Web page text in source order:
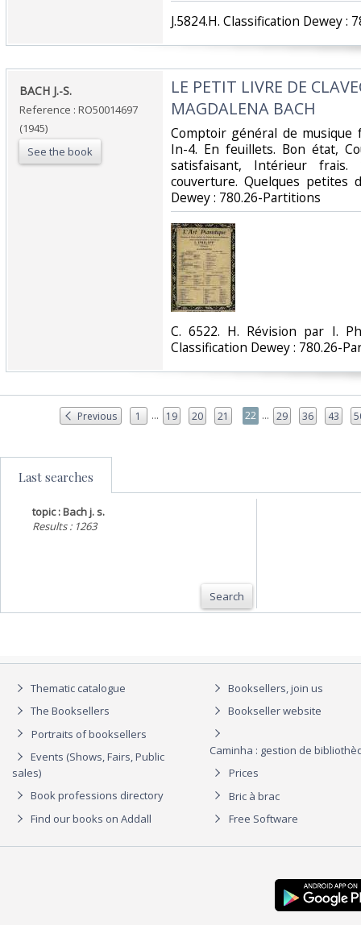
‎J.5824.H. Classification Dewey :
‎BACH J.-S.‎
Reference : RO50014697
(1945)
See the book
‎LE PETIT LIVRE DE
MAGDALENA BACH‎
‎Comptoir général de musique
In-4. En feuillets. Bon état,
satisfaisant, Intérieur
couverture. Quelques petites
Dewey : 780.26-Partitions‎
‎C. 6522. H. Révision par I.
Classification Dewey : 780.26-
Previous 1 ... 19 20 21 22 ... 29 36 43
Last searches
topic : Bach j. s.
Results : 1263
Search
Thematic catalogue
The Booksellers
Portraits of booksellers
Events (Shows, Fairs, Public
sales)
Book professions directory
Find our books on Addall
Booksellers, join us
Bookseller website
Caminha : gestion de
Prices
Bric à brac
Free Software